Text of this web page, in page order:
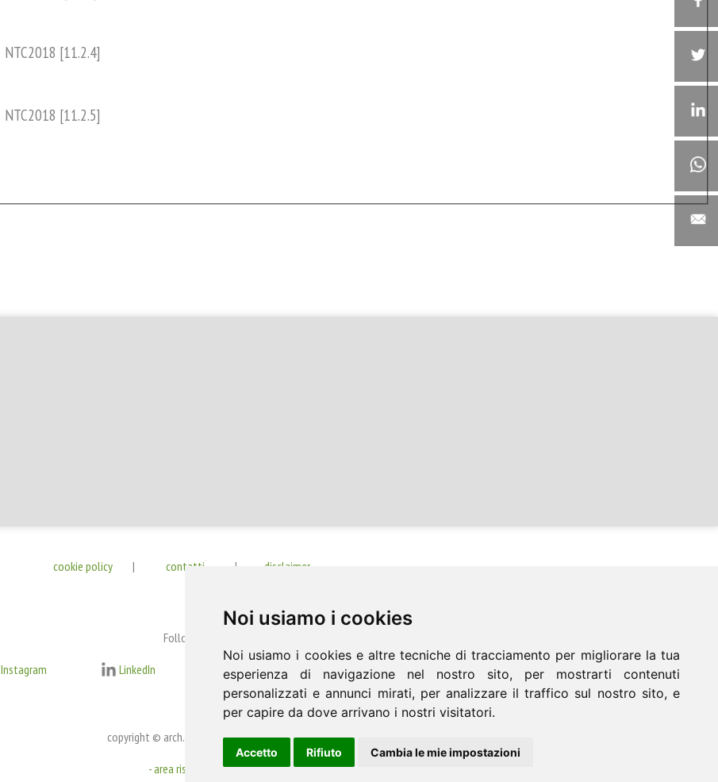
Noi usiamo i cookies
Noi usiamo i cookies e altre tecniche di tracciamento per migliorare la tua
esperienza di navigazione nel nostro sito, per mostrarti contenuti
personalizzati e annunci mirati, per analizzare il traffico sul nostro sito, e
per capire da dove arrivano i nostri visitatori.
Accetto Rifiuto Cambia le mie impostazioni
NTC2018 [11.2.4]
NTC2018 [11.2.5]
cookie policy | contatti | disclaimer
Follow us
Instagram LinkedIn feeds Archisio Houzz
copyright © arch. Michele Ricupero
- area riservata -